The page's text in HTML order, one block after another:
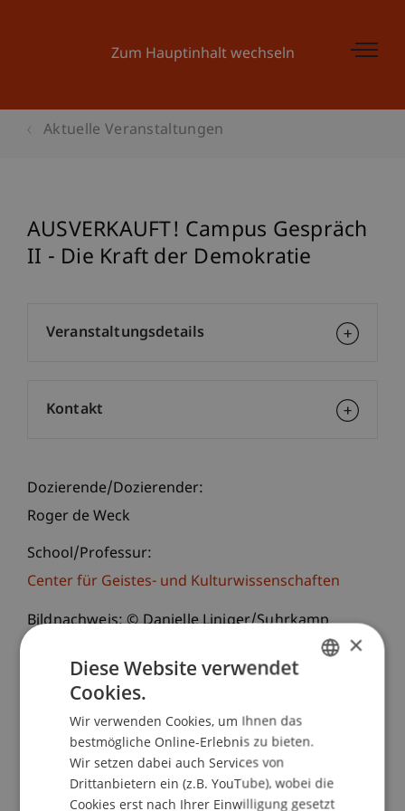
Zum Hauptinhalt wechseln
Aktuelle Veranstaltungen
AUSVERKAUFT! Campus Gespräch
II - Die Kraft der Demokratie
Dozierende/Dozierender:
Roger de Weck
School/Professur:
Center für Geistes- und Kulturwissenschaften
Bildnachweis: © Danielle Liniger/Suhrkamp
Liberale Demokratie macht unfrei, Grüne legen
Waldbrände, Feministinnen sind totalitär, Reiche
werden diskriminiert – das ist die verkehrte Welt
der rechten Propaganda. Und während wir hitzig
über solche Verdrehungen diskutieren, mutiert
die Markt- zur Machtwirtschaft: Big Data und Big
Veranstaltungsdetails
Kontakt
×
Diese Website verwendet
Cookies.
Wir verwenden Cookies, um Ihnen das
bestmögliche Online-Erlebnis zu bieten.
Wir setzen dabei auch Services von
Drittanbietern ein (z.B. YouTube), wobei die
Cookies erst nach Ihrer Einwilligung gesetzt